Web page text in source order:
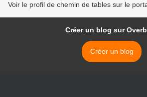
Voir le profil de chemin de tables sur le
Créer un blog sur
Créer un blog